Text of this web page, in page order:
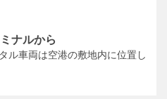
ナルから
ル車両は空港の敷地内に位置し